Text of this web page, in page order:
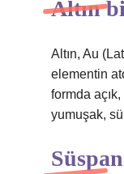
Altın
Altın, Au
elementin
formda açık,
yumuşak,